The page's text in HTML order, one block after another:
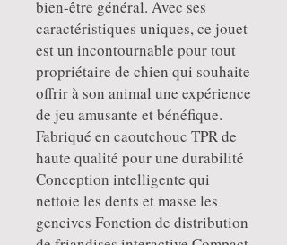
bien-être général. Avec ses
caractéristiques uniques, ce jouet
est un incontournable pour tout
propriétaire de chien qui souhaite
offrir à son animal une expérience
de jeu amusante et bénéfique.
Fabriqué en caoutchouc TPR de
haute qualité pour une durabilité
Conception intelligente qui
nettoie les dents et masse les
gencives Fonction de distribution